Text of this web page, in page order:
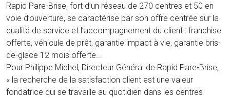
Rapid Pare-Brise, fort d’un réseau de 270 centres et 50 en
voie d’ouverture, se caractérise par son offre centrée sur la
qualité de service et l’accompagnement du client : franchise
offerte, véhicule de prêt, garantie impact à vie, garantie bris-
de-glace 12 mois offerte...
Pour Philippe Michel, Directeur Général de Rapid Pare-Brise,
« la recherche de la satisfaction client est une valeur
fondatrice qui se travaille au quotidien dans les centres